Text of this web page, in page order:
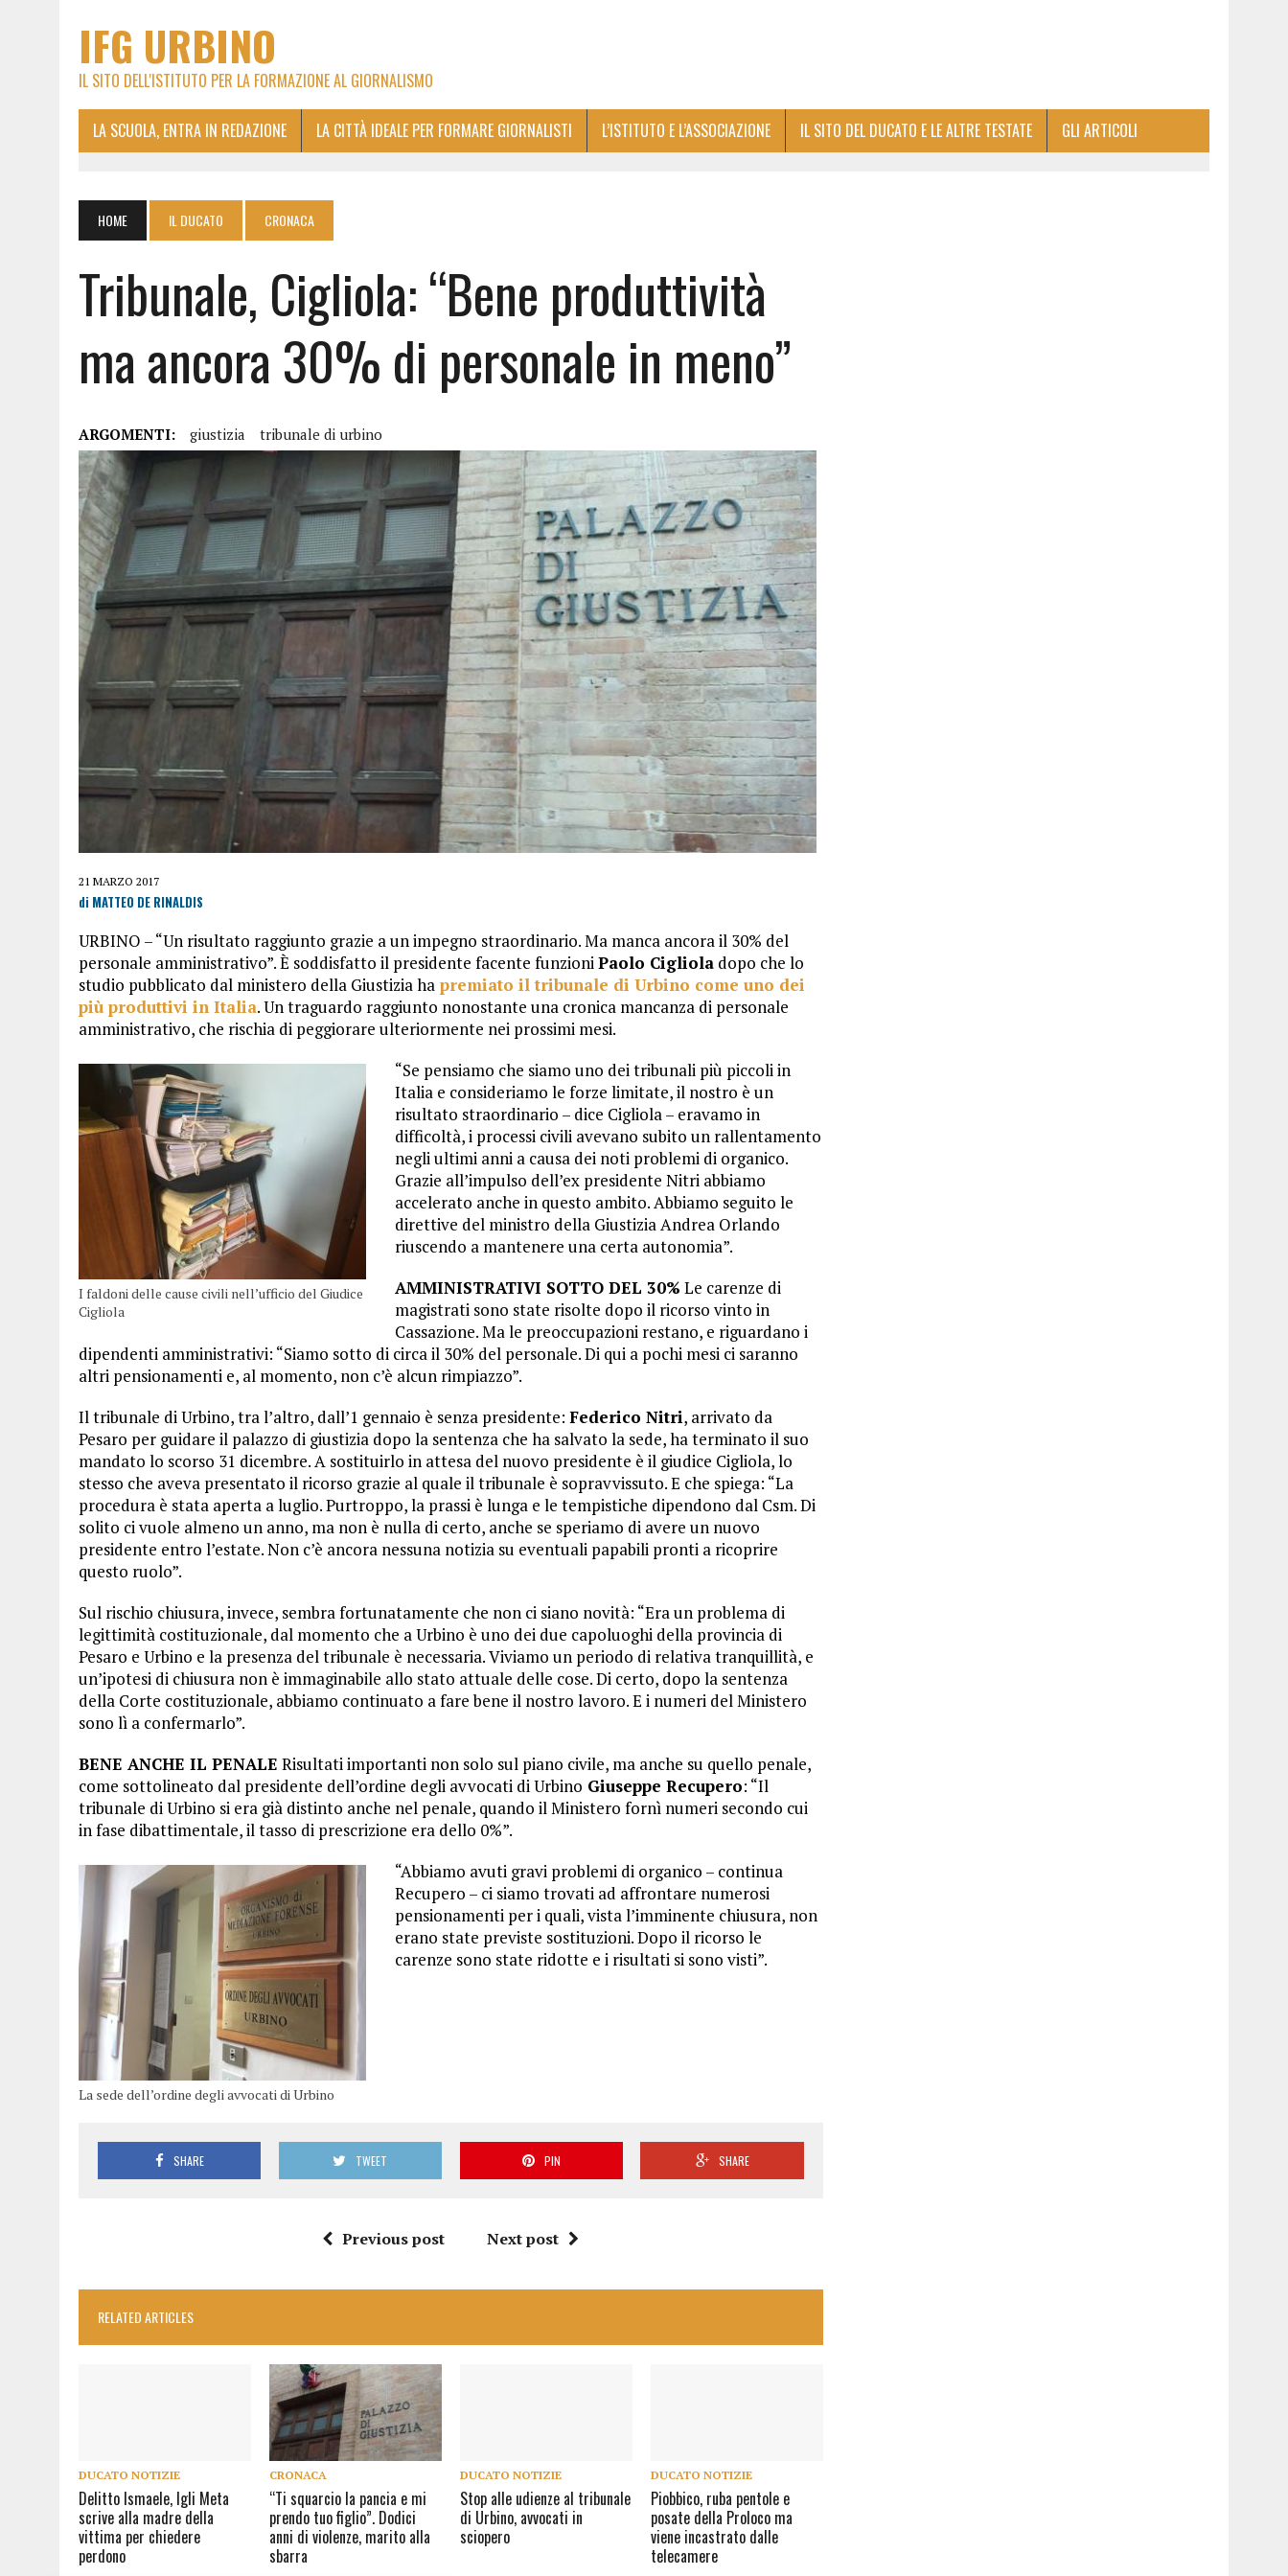
IFG URBINO
IL SITO DELL'ISTITUTO PER LA FORMAZIONE AL GIORNALISMO
LA SCUOLA, ENTRA IN REDAZIONE LA CITTÀ IDEALE PER FORMARE GIORNALISTI L’ISTITUTO E L’ASSOCIAZIONE IL SITO DEL DUCATO E LE ALTRE TESTATE GLI ARTICOLI
HOME IL DUCATO CRONACA
Tribunale, Cigliola: “Bene produttività
ma ancora 30% di personale in meno”
ARGOMENTI: giustizia tribunale di urbino
21 MARZO 2017
di MATTEO DE RINALDIS
URBINO – “Un risultato raggiunto grazie a un impegno straordinario. Ma manca ancora il 30% del
personale amministrativo”. È soddisfatto il presidente facente funzioniPaolo Cigliola dopo che lo
studio pubblicato dal ministero della Giustizia ha premiato il tribunale di Urbino come uno dei
più produttivi in Italia. Un traguardo raggiunto nonostante una cronica mancanza di personale
amministrativo, che rischia di peggiorare ulteriormente nei prossimi mesi.
I faldoni delle cause civili nell’ufficio del Giudice
Cigliola
“Se pensiamo che siamo uno dei tribunali più piccoli in
Italia e consideriamo le forze limitate, il nostro è un
risultato straordinario – dice Cigliola – eravamo in
difficoltà, i processi civili avevano subito un rallentamento
negli ultimi anni a causa dei noti problemi di organico.
Grazie all’impulso dell’ex presidente Nitri abbiamo
accelerato anche in questo ambito. Abbiamo seguito le
direttive del ministro della Giustizia Andrea Orlando
riuscendo a mantenere una certa autonomia”.
AMMINISTRATIVI SOTTO DEL 30% Le carenze di
magistrati sono state risolte dopo il ricorso vinto in
Cassazione. Ma le preoccupazioni restano, e riguardano i
dipendenti amministrativi: “Siamo sotto di circa il 30% del personale. Di qui a pochi mesi ci saranno
altri pensionamenti e, al momento, non c’è alcun rimpiazzo”.
Il tribunale di Urbino, tra l’altro, dall’1 gennaio è senza presidente: Federico Nitri, arrivato da
Pesaro per guidare il palazzo di giustizia dopo la sentenza che ha salvato la sede, ha terminato il suo
mandato lo scorso 31 dicembre. A sostituirlo in attesa del nuovo presidente è il giudice Cigliola, lo
stesso che aveva presentato il ricorso grazie al quale il tribunale è sopravvissuto. E che spiega: “La
procedura è stata aperta a luglio. Purtroppo, la prassi è lunga e le tempistiche dipendono dal Csm. Di
solito ci vuole almeno un anno, ma non è nulla di certo, anche se speriamo di avere un nuovo
presidente entro l’estate. Non c’è ancora nessuna notizia su eventuali papabili pronti a ricoprire
questo ruolo”.
Sul rischio chiusura, invece, sembra fortunatamente che non ci siano novità: “Era un problema di
legittimità costituzionale, dal momento che a Urbino è uno dei due capoluoghi della provincia di
Pesaro e Urbino e la presenza del tribunale è necessaria. Viviamo un periodo di relativa tranquillità, e
un’ipotesi di chiusura non è immaginabile allo stato attuale delle cose. Di certo, dopo la sentenza
della Corte costituzionale, abbiamo continuato a fare bene il nostro lavoro. E i numeri del Ministero
sono lì a confermarlo”.
BENE ANCHE IL PENALE Risultati importanti non solo sul piano civile, ma anche su quello penale,
come sottolineato dal presidente dell’ordine degli avvocati di Urbino Giuseppe Recupero: “Il
tribunale di Urbino si era già distinto anche nel penale, quando il Ministero fornì numeri secondo cui
in fase dibattimentale, il tasso di prescrizione era dello 0%”.
La sede dell’ordine degli avvocati di Urbino
“Abbiamo avuti gravi problemi di organico – continua
Recupero – ci siamo trovati ad affrontare numerosi
pensionamenti per i quali, vista l’imminente chiusura, non
erano state previste sostituzioni. Dopo il ricorso le
carenze sono state ridotte e i risultati si sono visti”.
SHARE TWEET PIN SHARE
Previous post Next post
RELATED ARTICLES
DUCATO NOTIZIE
Delitto Ismaele, Igli Meta
scrive alla madre della
vittima per chiedere
perdono
CRONACA
“Ti squarcio la pancia e mi
prendo tuo figlio”. Dodici
anni di violenze, marito alla
sbarra
DUCATO NOTIZIE
Stop alle udienze al tribunale
di Urbino, avvocati in
sciopero
DUCATO NOTIZIE
Piobbico, ruba pentole e
posate della Proloco ma
viene incastrato dalle
telecamere